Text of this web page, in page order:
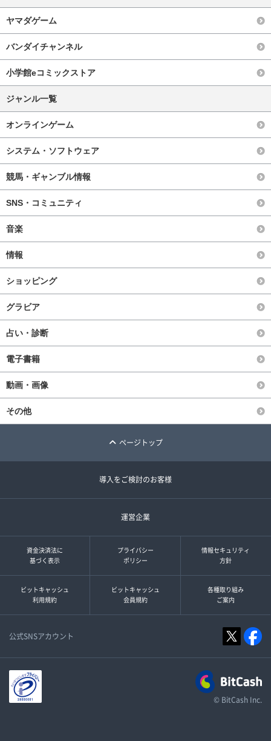
ヤマダゲーム
バンダイチャンネル
小学館eコミックストア
ジャンル一覧
オンラインゲーム
システム・ソフトウェア
競馬・ギャンブル情報
SNS・コミュニティ
音楽
情報
ショッピング
グラビア
占い・診断
電子書籍
動画・画像
その他
ページトップ
導入をご検討のお客様
運営企業
資金決済法に
基づく表示
プライバシー
ポリシー
情報セキュリティ
方針
ビットキャッシュ
利用規約
ビットキャッシュ
会員規約
各種取り組み
ご案内
公式SNSアカウント
© BitCash Inc.